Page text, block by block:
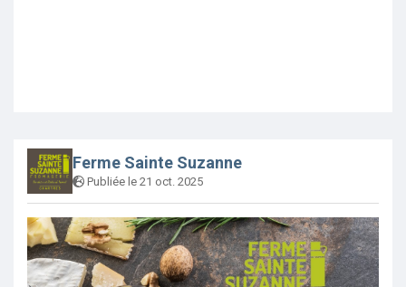
Ferme Sainte Suzanne
Publiée le 21 oct. 2025